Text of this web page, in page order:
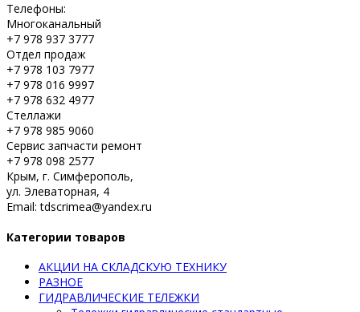
Телефоны:
Многоканальный
+7 978 937 3777
Отдел продаж
+7 978 103 7977
+7 978 016 9997
+7 978 632 4977
Стеллажи
+7 978 985 9060
Сервис запчасти ремонт
+7 978 098 2577
Крым, г. Симферополь,
ул. Элеваторная, 4
Email: tdscrimea@yandex.ru
Категории товаров
АКЦИИ НА СКЛАДСКУЮ ТЕХНИКУ
РАЗНОЕ
ГИДРАВЛИЧЕСКИЕ ТЕЛЕЖКИ